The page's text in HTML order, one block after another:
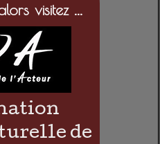
visitez ...
de